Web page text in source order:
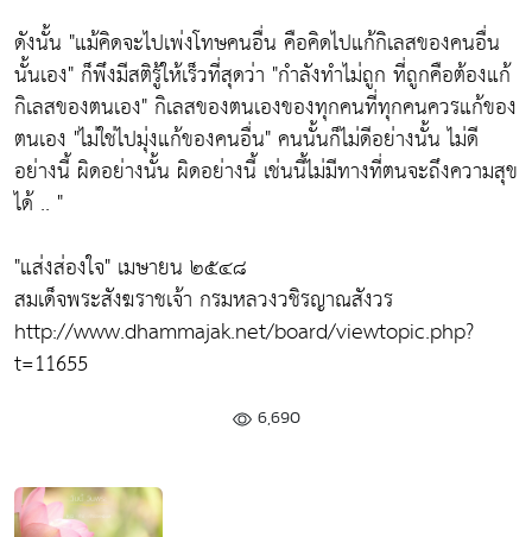
ดังนั้น "แม้คิดจะไปเพ่งโทษคนอื่น คือคิดไปแก้กิเลสของคนอื่น
นั้นเอง" ก็พึงมีสติรู้ให้เร็วที่สุดว่า "กำลังทำไม่ถูก ที่ถูกคือต้องแก้
กิเลสของตนเอง" กิเลสของตนเองของทุกคนที่ทุกคนควรแก้ของ
ตนเอง "ไม่ใช่ไปมุ่งแก้ของคนอื่น"คนนั้นก็ไม่ดีอย่างนั้น ไม่ดี
อย่างนี้ ผิดอย่างนั้น ผิดอย่างนี้ เช่นนี้ไม่มีทางที่ตนจะถึงความสุข
ได้ .. "
"แส่งส่องใจ" เมษายน ๒๕๔๘
สมเด็จพระสังฆราชเจ้า กรมหลวงวชิรญาณสังวร
http://www.dhammajak.net/board/viewtopic.php?
t=11655
6,690